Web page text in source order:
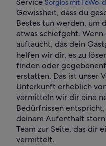
Sorglos mit FeWo-
Gewissheit, dass du
Bestes tun werden, um
etwas schiefgeht.
auftaucht, das dein
helfen wir dir, es zu
finden oder
erstatten. Das ist unser
Unterkunft erheblich
vermitteln wir dir eine
Bedürfnissen
deinem Aufenthalt
Team zur Seite, das dir
vermittelt.